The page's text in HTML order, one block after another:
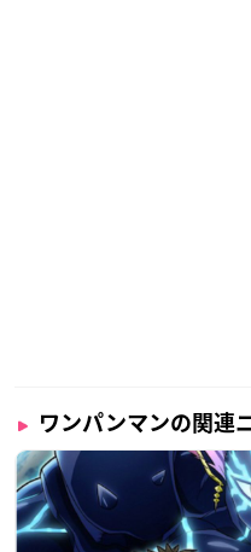
ワンパンマンの関連